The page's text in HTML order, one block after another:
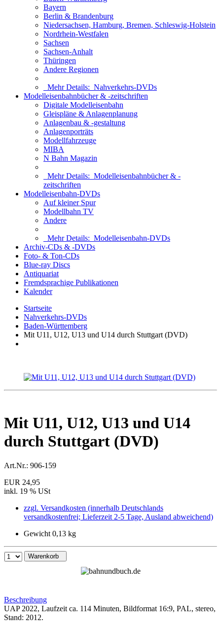
Bayern
Berlin & Brandenburg
Niedersachsen, Hamburg, Bremen, Schleswig-Holstein
Nordrhein-Westfalen
Sachsen
Sachsen-Anhalt
Thüringen
Andere Regionen
Mehr Details: Nahverkehrs-DVDs
Modelleisenbahnbücher & -zeitschriften
Digitale Modelleisenbahn
Gleispläne & Anlagenplanung
Anlagenbau & -gestaltung
Anlagenporträts
Modellfahrzeuge
MIBA
N Bahn Magazin
Mehr Details: Modelleisenbahnbücher & -
zeitschriften
Modelleisenbahn-DVDs
Auf kleiner Spur
Modellbahn TV
Andere
Mehr Details: Modelleisenbahn-DVDs
Archiv-CDs & -DVDs
Foto- & Ton-CDs
Blue-ray Discs
Antiquariat
Fremdsprachige Publikationen
Kalender
Startseite
Nahverkehrs-DVDs
Baden-Württemberg
Mit U11, U12, U13 und U14 durch Stuttgart (DVD)
Mit U11, U12, U13 und U14
durch Stuttgart (DVD)
Art.Nr.: 906-159
EUR 24,95
inkl. 19 % USt
zzgl. Versandkosten (innerhalb Deutschlands
versandkostenfrei; Lieferzeit 2-5 Tage, Ausland abweichend)
Gewicht 0,13 kg
Warenkorb
Beschreibung
UAP 2022, Laufzeit ca. 114 Minuten, Bildformat 16:9, PAL, stereo,
Stand: 2012.